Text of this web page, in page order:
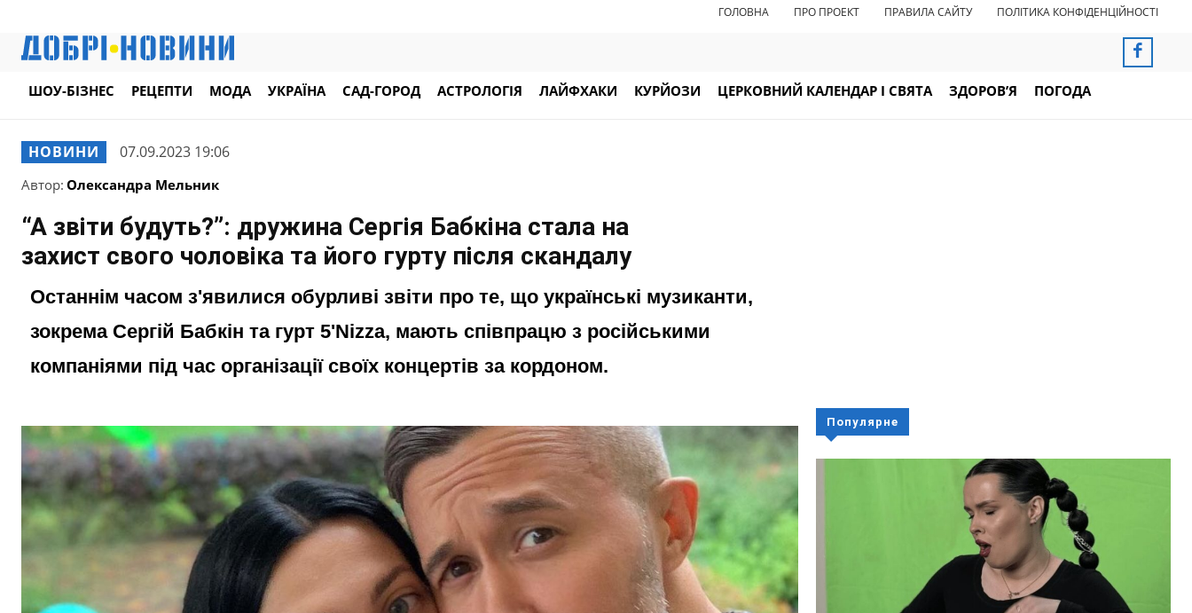
ГОЛОВНА ПРО ПРОЕКТ ПРАВИЛА САЙТУ ПОЛІТИКА КОНФІДЕНЦІЙНОСТІ
ШОУ-БІЗНЕС РЕЦЕПТИ МОДА УКРАЇНА САД-ГОРОД АСТРОЛОГІЯ ЛАЙФХАКИ КУРЙОЗИ ЦЕРКОВНИЙ КАЛЕНДАР І СВЯТА ЗДОРОВ’Я ПОГОДА
НОВИНИ 07.09.2023 19:06
Автор: Олександра Мельник
“А звіти будуть?”: дружина Сергія Бабкіна стала на
захист свого чоловіка та його гурту після скандалу
Останнім часом з'явилися обурливі звіти про те, що українські музиканти,
зокрема Сергій Бабкін та гурт 5'Nizza, мають співпрацю з російськими
компаніями під час організації своїх концертів за кордоном.
Популярне